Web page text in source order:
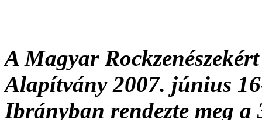
A Magyar Rockzenészekért
Alapítvány 2007. június
Ibrányban rendezte meg a